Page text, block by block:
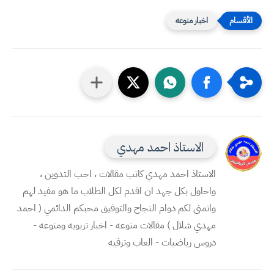
اخبار منوعه
الاستاذ احمد مهدي
الاستاذ احمد مهدي كاتب مقالات ، احب التدوين ،
واحاول بكل جهد ان اقدم لكل الطلاب ما هو مفيد لهم
واتمنى لكم دوام النجاح والتوفيق محبكم الدائمي ( احمد
مهدي شلال ) مقالات منوعه - اخبار تربويه ومنوعه -
دروس رياضيات - العاب وترفيه